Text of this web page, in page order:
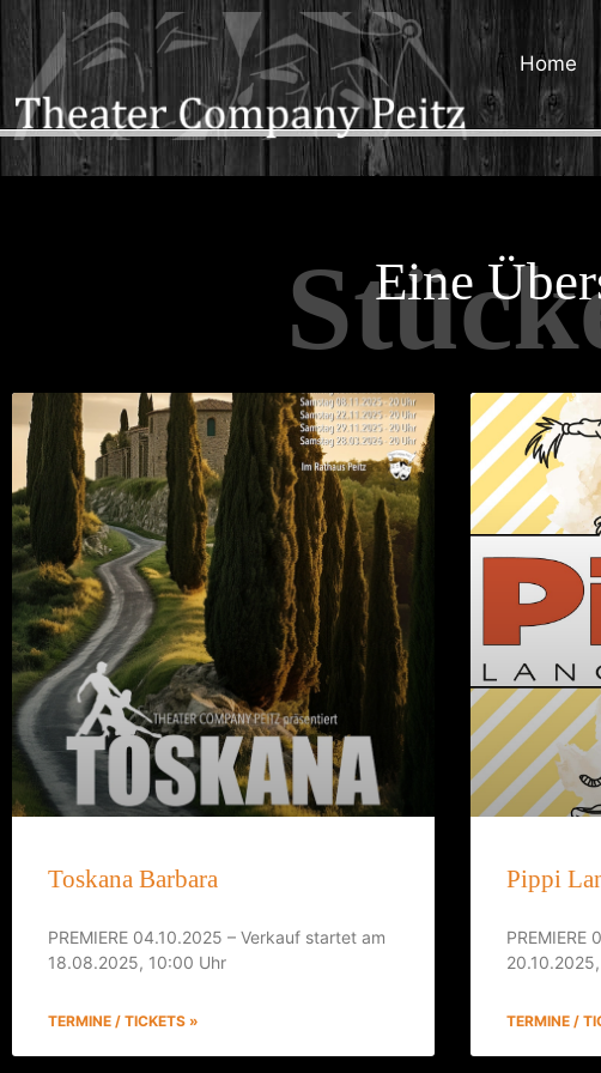
Home
Eine
Toskana Barbara
PREMIERE 04.10.2025 – Verkauf startet am
18.08.2025, 10:00 Uhr
TERMINE / TICKETS »
Pippi
PREMIERE
TERMINE /